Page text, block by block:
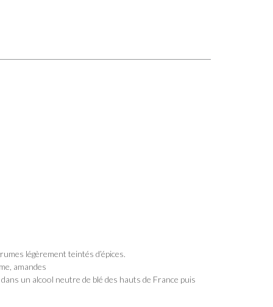
légèrement teintés d’épices.
amandes
un alcool neutre de blé des hauts de France puis